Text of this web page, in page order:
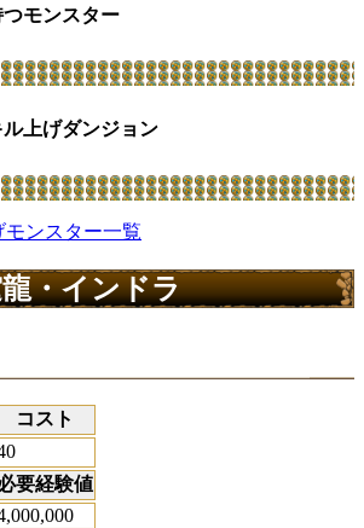
モンスター
上げダンジョン
ンスター一覧
・インドラ
コスト
要経験値